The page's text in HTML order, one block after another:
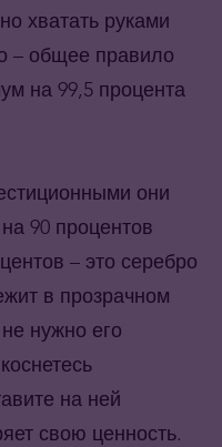
хватать руками
– общее правило
на 99,5 процента
они
90 процентов
– это серебро
в прозрачном
нужно его
на ней
свою ценность.